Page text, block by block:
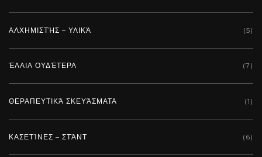
ΑΛΧΗΜΙΣΤΉΣ – ΥΛΙΚΆ (5)
ΈΛΑΙΑ ΟΥΔΈΤΕΡΑ (7)
ΘΕΡΑΠΕΥΤΙΚΆ ΣΚΕΥΆΣΜΑΤΑ (1)
ΚΑΣΕΤΊΝΕΣ – ΣΤΆΝΤ (6)